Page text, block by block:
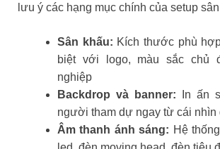
lưu ý các hạng mục chính của setup
Sân khấu: Kích thước phù
biệt với logo, màu sắc chủ
nghiệp
Backdrop và banner: In ấn
người tham dự ngay từ cái nhìn
Âm thanh ánh sáng: Hệ